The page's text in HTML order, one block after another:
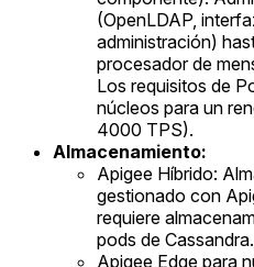
(OpenLDAP,
administración)
procesador de
Los requisitos de
núcleos para un
4000 TPS).
Almacenamiento:
Apigee Híbrido:
gestionado con
requiere
pods de Cassandra.
Apigee Edge para